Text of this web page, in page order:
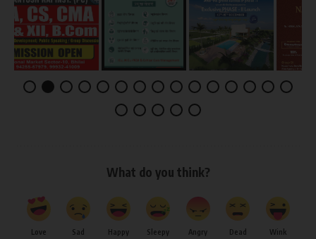
What do you think?
Love Sad Happy Sleepy Angry Dead Wink